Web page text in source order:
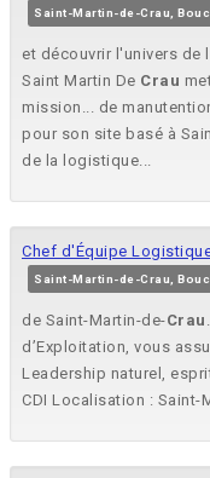
Saint-Martin-de-Crau,
et découvrir l'univers de
Saint Martin De Crau
mission... de
pour son site basé à
de la logistique...
Chef d'Équipe
Saint-Martin-de-Crau,
de Saint-Martin-de-Crau
d’Exploitation, vous
Leadership naturel,
CDI Localisation : Saint-